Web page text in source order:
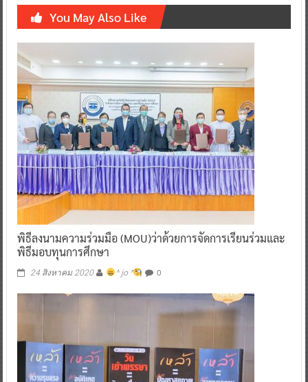
You May Also Like
พิธีลงนามความร่วมมือ (MOU)ว่าด้วยการจัดการเรียนร่วมและ
พิธีมอบทุนการศึกษา
24 สิงหาคม 2020 ^ jo ^ 0